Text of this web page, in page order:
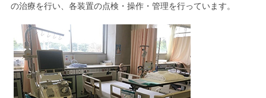
の治療を行い、各装置の点検・操作・管理を行っています。